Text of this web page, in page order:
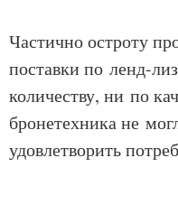
Частично остроту
поставки по ленд-
количеству, ни по
бронетехника не
удовлетворить